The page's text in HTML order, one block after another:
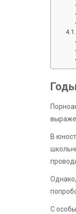
В
С